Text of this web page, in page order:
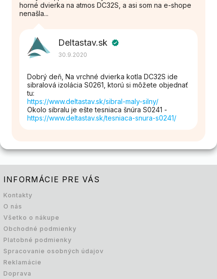
horné dvierka na atmos DC32S, a asi som na e-shope
nenašla...
Deltastav.sk verified
30.9.2020
Dobrý deň, Na vrchné dvierka kotla DC32S ide
sibralová izolácia S0261, ktorú si môžete objednať
tu:
https://www.deltastav.sk/sibral-maly-silny/
Okolo sibralu je ešte tesniaca šnúra S0241 -
https://www.deltastav.sk/tesniaca-snura-s0241/
INFORMÁCIE PRE VÁS
Kontakty
O nás
Všetko o nákupe
Obchodné podmienky
Platobné podmienky
Spracovanie osobných údajov
Reklamácie
Doprava